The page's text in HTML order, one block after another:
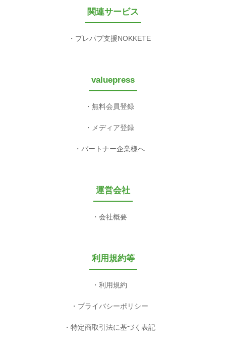
関連サービス
プレパブ支援NOKKETE
valuepress
無料会員登録
メディア登録
パートナー企業様へ
運営会社
会社概要
利用規約等
利用規約
プライバシーポリシー
特定商取引法に基づく表記